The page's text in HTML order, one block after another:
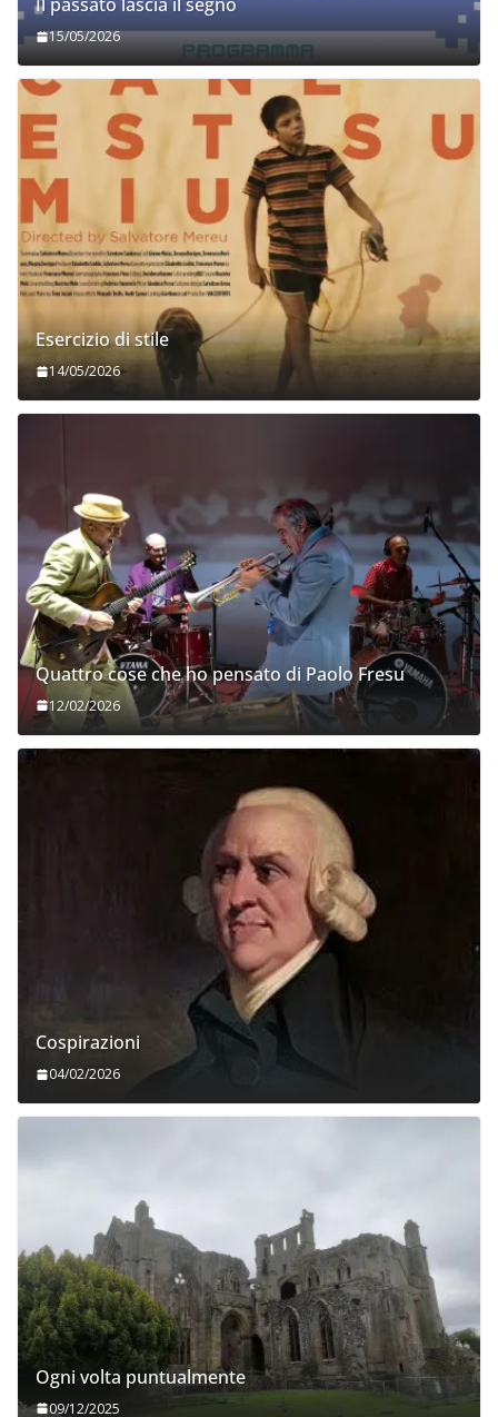
Il passato lascia il segno
15/05/2026
Esercizio di stile
14/05/2026
Quattro cose che ho pensato di Paolo Fresu
12/02/2026
Cospirazioni
04/02/2026
Ogni volta puntualmente
09/12/2025